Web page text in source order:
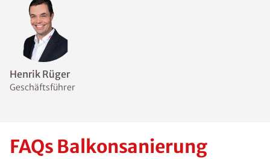
Henrik Rüger
Geschäftsführer
FAQs Balkonsanierung